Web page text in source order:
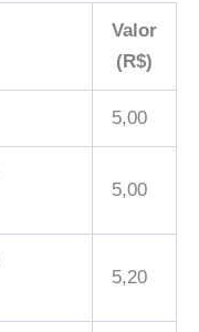
Valor
(R$)
5,00
5,00
5,20